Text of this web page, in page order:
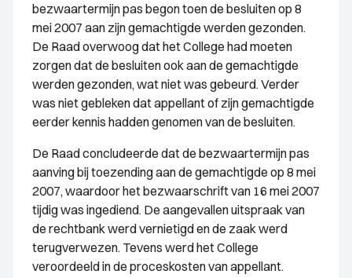
bezwaartermijn pas begon toen de besluiten op 8
mei 2007 aan zijn gemachtigde werden gezonden.
De Raad overwoog dat het College had moeten
zorgen dat de besluiten ook aan de gemachtigde
werden gezonden, wat niet was gebeurd. Verder
was niet gebleken dat appellant of zijn gemachtigde
eerder kennis hadden genomen van de besluiten.
De Raad concludeerde dat de bezwaartermijn pas
aanving bij toezending aan de gemachtigde op 8 mei
2007, waardoor het bezwaarschrift van 16 mei 2007
tijdig was ingediend. De aangevallen uitspraak van
de rechtbank werd vernietigd en de zaak werd
terugverwezen. Tevens werd het College
veroordeeld in de proceskosten van appellant.